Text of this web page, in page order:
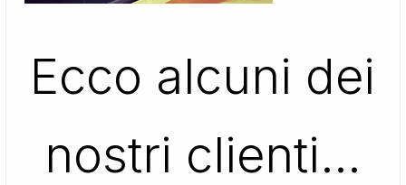
Ecco alcuni dei
nostri clienti…